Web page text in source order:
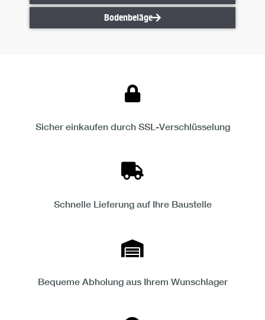
BodenbelägeBodenbeläge
Sicher einkaufen durch SSL-Verschlüsselung
Schnelle Lieferung auf Ihre Baustelle
Bequeme Abholung aus Ihrem Wunschlager